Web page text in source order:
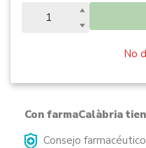
No
Con farmaCalàbria
Consejo farmacéutico